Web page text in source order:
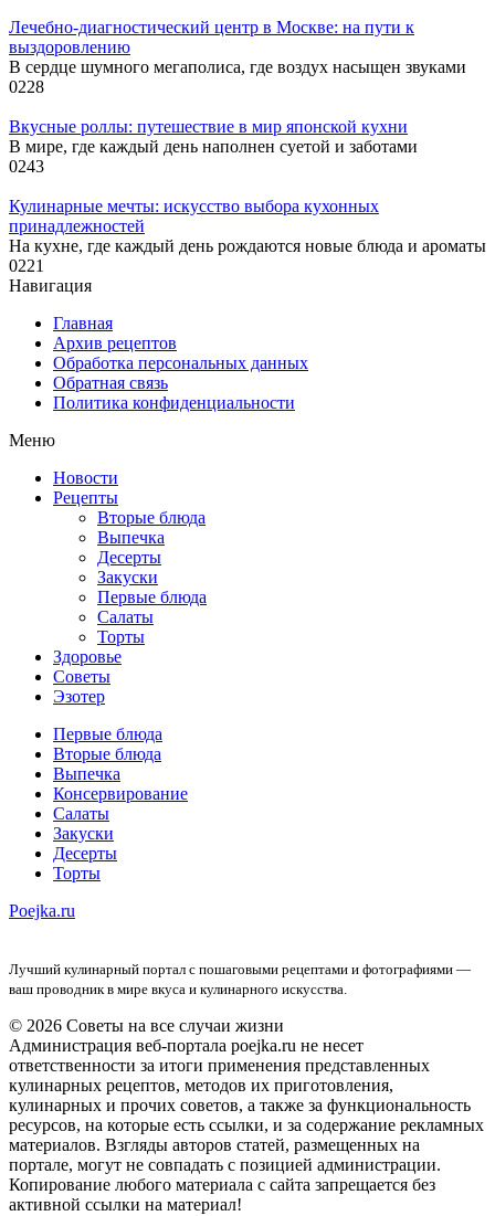
Лечебно-диагностический центр в Москве: на пути к
выздоровлению
В сердце шумного мегаполиса, где воздух насыщен звуками
0228
Вкусные роллы: путешествие в мир японской кухни
В мире, где каждый день наполнен суетой и заботами
0243
Кулинарные мечты: искусство выбора кухонных
принадлежностей
На кухне, где каждый день рождаются новые блюда и ароматы
0221
Навигация
Главная
Архив рецептов
Обработка персональных данных
Обратная связь
Политика конфиденциальности
Меню
Новости
Рецепты
Вторые блюда
Выпечка
Десерты
Закуски
Первые блюда
Салаты
Торты
Здоровье
Советы
Эзотер
Первые блюда
Вторые блюда
Выпечка
Консервирование
Салаты
Закуски
Десерты
Торты
Poejka.ru
Лучший кулинарный портал с пошаговыми рецептами и фотографиями —
ваш проводник в мире вкуса и кулинарного искусства.
© 2026 Советы на все случаи жизни
Администрация веб-портала poejka.ru не несет
ответственности за итоги применения представленных
кулинарных рецептов, методов их приготовления,
кулинарных и прочих советов, а также за функциональность
ресурсов, на которые есть ссылки, и за содержание рекламных
материалов. Взгляды авторов статей, размещенных на
портале, могут не совпадать с позицией администрации.
Копирование любого материала с сайта запрещается без
активной ссылки на материал!